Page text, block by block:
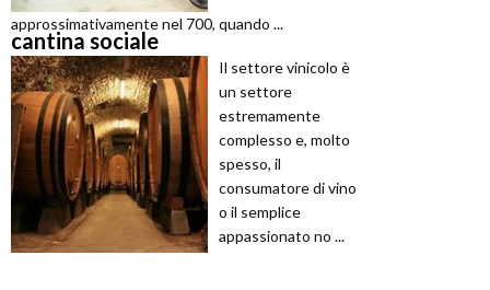
approssimativamente nel 700, quando ...
cantina sociale
Il settore vinicolo è
un settore
estremamente
complesso e, molto
spesso, il
consumatore di vino
o il semplice
appassionato no ...